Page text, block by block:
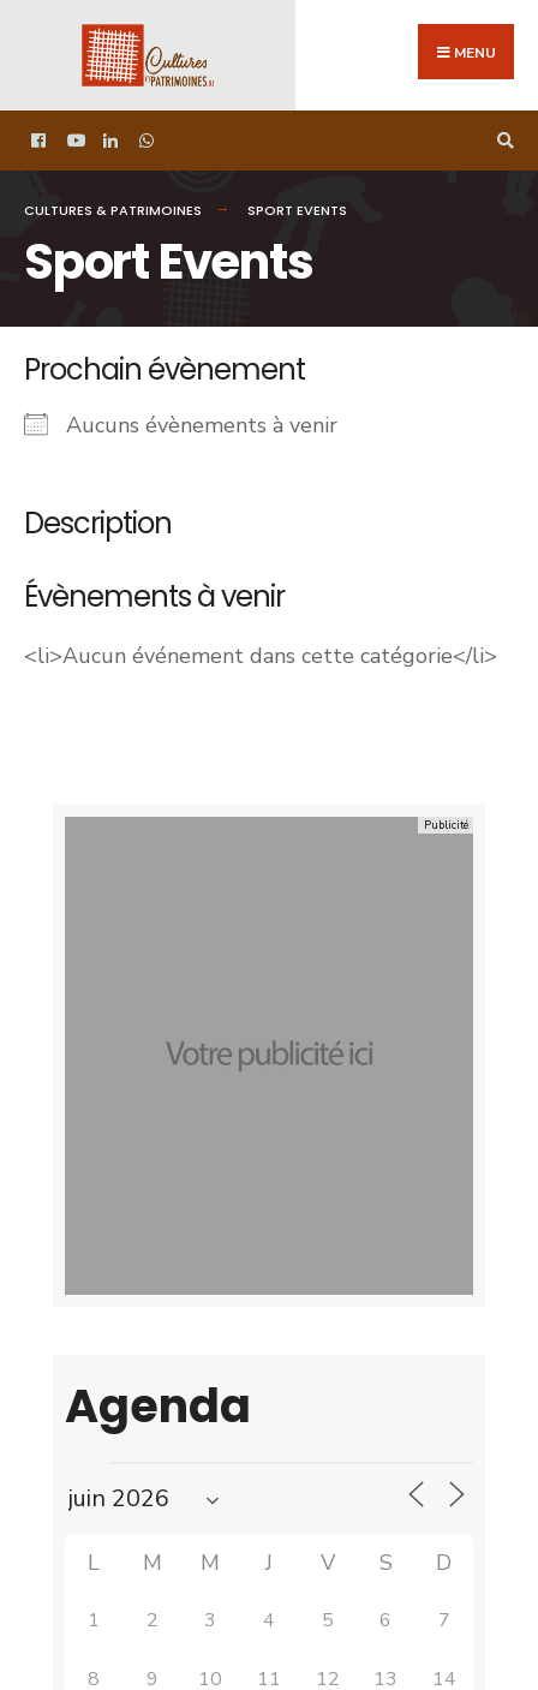
MENU
CULTURES & PATRIMOINES SPORT EVENTS
Sport Events
Prochain évènement
Aucuns évènements à venir
Description
Évènements à venir
<li>Aucun événement dans cette catégorie</li>
Agenda
L M M J V S D
1 2 3 4 5 6 7
8 9 10 11 12 13 14